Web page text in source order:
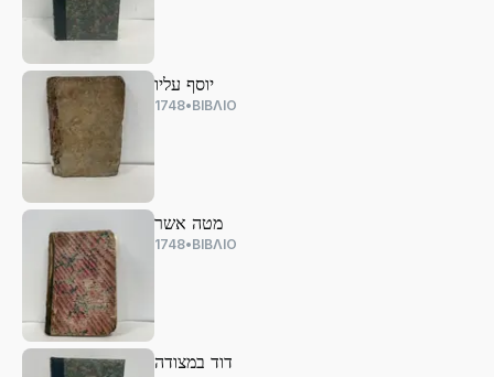
יוסף עליו
1748•ΒΙΒΛΙΟ
מטה אשר
1748•ΒΙΒΛΙΟ
דוד במצודה